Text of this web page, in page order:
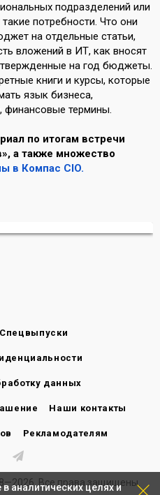
подразделений или
потребности. Что они
на отдельные статьи,
вложений в ИТ, как вносят
на год бюджеты.
книги и курсы, которые
язык бизнеса,
финансовые термины.
по итогам встречи
а также множество
в Компас CIO.
Спецвыпуски
данных
Наши контакты
Рекламодателям
Все права защищены.
аналитических целях и